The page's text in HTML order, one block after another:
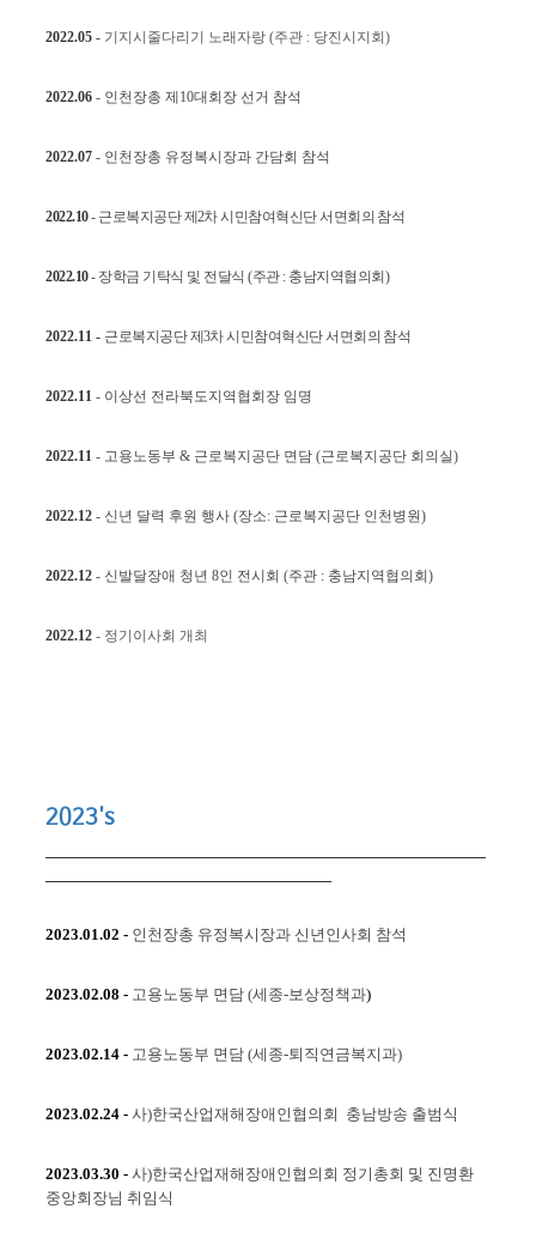
2022.05 - 기지시줄다리기 노래자랑 (주관 : 당진시지회)
2022.06 - 인천장총 제10대회장 선거 참석
2022.07 - 인천장총 유정복시장과 간담회 참석
2022.10-​ 근로복지공단​제2차 시민참여혁신단 서면회의 참석
2022.10-​ 장학금 기탁식 및 전달식 (주관 : 충남지역협의회)
2022.11 - 근로복지공단​제3차 시민참여혁신단 서면회의 참석
2022.11 - 이상선 전라북도지역협회장 임명
2022.11 - 고용노동부 & 근로복지공단 면담 (근로복지공단 회의실)
2022.12 - 신년 달력 후원 행사 (장소: 근로복지공단 인천병원)
2022.12 - 신발달장애 청년 8인 전시회 (주관 : 충남지역협의회)
2022.12 - 정기이사회 개최
2023's
2023.01.02 - 인천장총 유정복시장과 신년인사회 참석
2023.02.08 - 고용노동부 면담 (세종-보상정책과)
2023.02.14 - 고용노동부 면담 (세종-퇴직연금복지과)
2023.02.24 - 사)한국산업재해장애인협의회 충남방송 출범식
2023.03.30 - 사)한국산업재해장애인협의회 정기총회 및 진명환
중앙회장님 취임식